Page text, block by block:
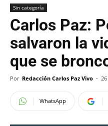
Sin categoría
Carlos Paz:
salvaron la
que se
Por Redacción Carlos Paz Vivo -
WhatsApp